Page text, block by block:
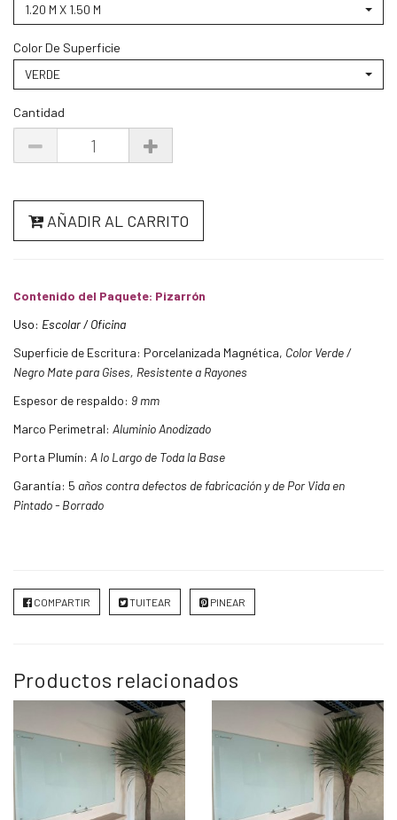
1.20 M X 1.50 M
Color De Superficie
VERDE
Cantidad
AÑADIR AL CARRITO
Contenido del Paquete: Pizarrón
Uso: Escolar / Oficina
Superficie de Escritura: Porcelanizada Magnética, Color Verde /
Negro Mate para Gises, Resistente a Rayones
Espesor de respaldo: 9 mm
Marco Perimetral: Aluminio Anodizado
Porta Plumín: A lo Largo de Toda la Base
Garantía: 5 años contra defectos de fabricación y de Por Vida en
Pintado - Borrado
COMPARTIR TUITEAR PINEAR
Productos relacionados